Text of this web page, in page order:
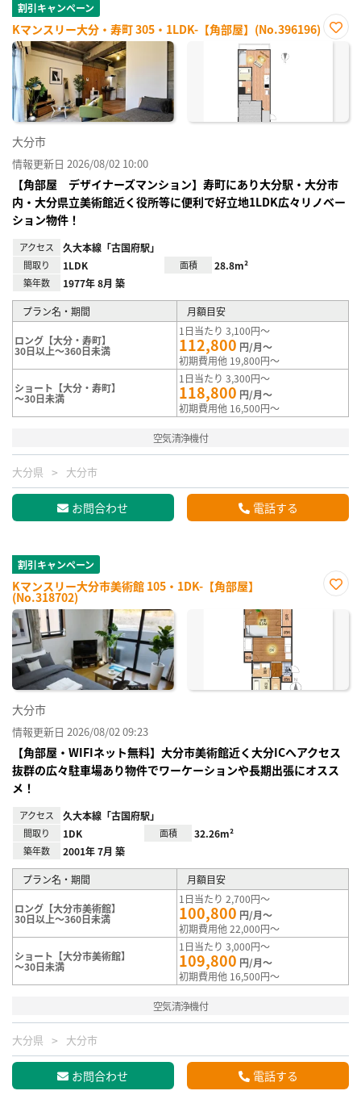
割引キャンペーン
Kマンスリー大分・寿町 305・1LDK-【角部屋】(No.396196)
お気
大分市
情報更新日 2026/08/02 10:00
【角部屋 デザイナーズマンション】寿町にあり大分駅・大分市
内・大分県立美術館近く役所等に便利で好立地1LDK広々リノベー
ション物件！
アクセス 久大本線「古国府駅」
間取り 1LDK 面積 28.8m²
築年数 1977年 8月 築
プラン名・期間 月額目安
ロング【大分・寿町】
30日以上～360日未満
1日当たり 3,100円～
112,800 円/月～
初期費用他 19,800円～
ショート【大分・寿町】
～30日未満
1日当たり 3,300円～
118,800 円/月～
初期費用他 16,500円～
空気清浄機付
大分県 大分市
お問合わせ 電話する
割引キャンペーン
Kマンスリー大分市美術館 105・1DK-【角部屋】
(No.318702)
に入
大分市
情報更新日 2026/08/02 09:23
【角部屋・WIFIネット無料】大分市美術館近く大分ICへアクセス
抜群の広々駐車場あり物件でワーケーションや長期出張にオスス
メ！
アクセス 久大本線「古国府駅」
間取り 1DK 面積 32.26m²
築年数 2001年 7月 築
プラン名・期間 月額目安
ロング【大分市美術館】
30日以上～360日未満
1日当たり 2,700円～
100,800 円/月～
初期費用他 22,000円～
ショート【大分市美術館】
～30日未満
1日当たり 3,000円～
109,800 円/月～
初期費用他 16,500円～
空気清浄機付
大分県 大分市
お問合わせ 電話する